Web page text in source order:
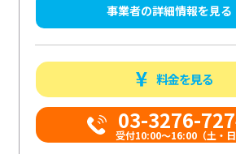
事業者の詳細情報を見る
料金を見る
03-3276-
受付10:00〜16:00（土・